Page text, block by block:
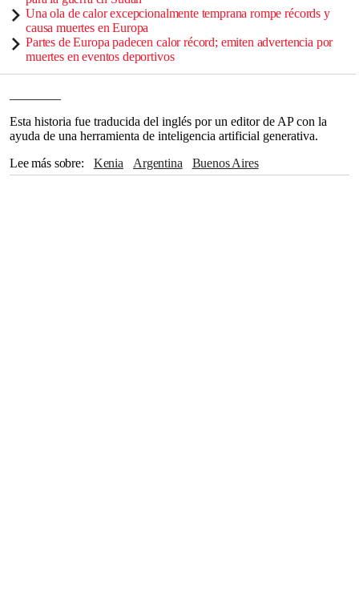
Una ola de calor excepcionalmente temprana rompe récords y
causa muertes en Europa
Partes de Europa padecen calor récord; emiten advertencia por
muertes en eventos deportivos
Esta historia fue traducida del inglés por un editor de AP con la
ayuda de una herramienta de inteligencia artificial generativa.
Lee más sobre
Kenia Argentina
Buenos Aires